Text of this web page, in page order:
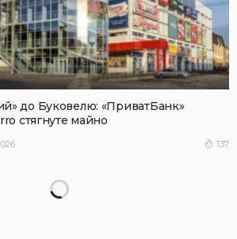
до Буковелю: «ПриватБанк»
стягнуте майно
137